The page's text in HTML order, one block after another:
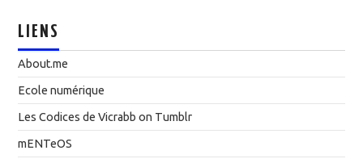
LIENS
About.me
Ecole numérique
Les Codices de Vicrabb on Tumblr
mENTeOS